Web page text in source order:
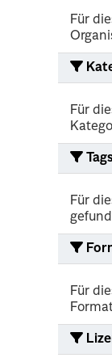
Für
Für
Für
Für